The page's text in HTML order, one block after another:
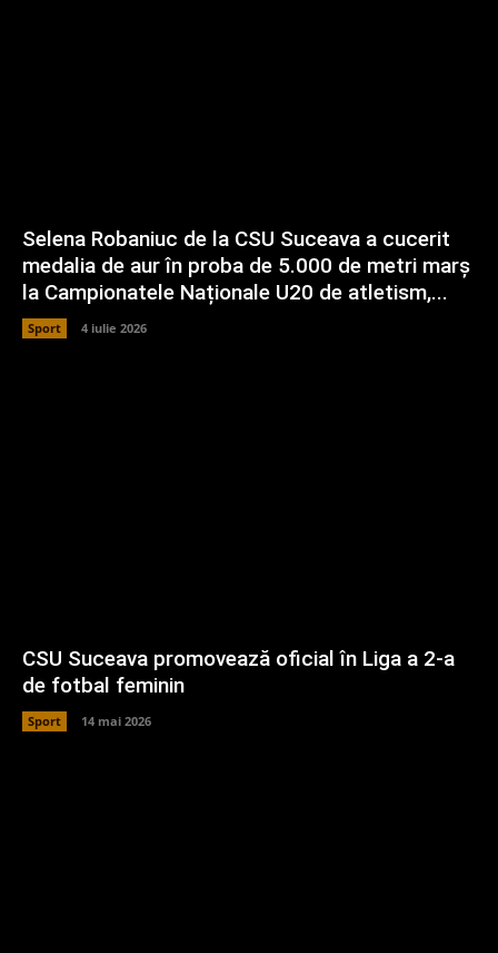
Selena Robaniuc de la CSU Suceava a cucerit
medalia de aur în proba de 5.000 de metri marș
la Campionatele Naționale U20 de atletism,...
Sport 4 iulie 2026
CSU Suceava promovează oficial în Liga a 2-a
de fotbal feminin
Sport 14 mai 2026